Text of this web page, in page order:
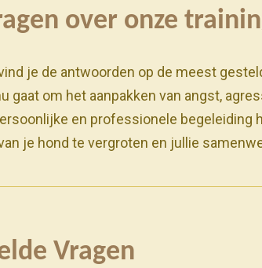
over onze
je de antwoorden op de meest
gaat om het aanpakken van angst,
en professionele begeleiding
je hond te vergroten en jullie
Vragen